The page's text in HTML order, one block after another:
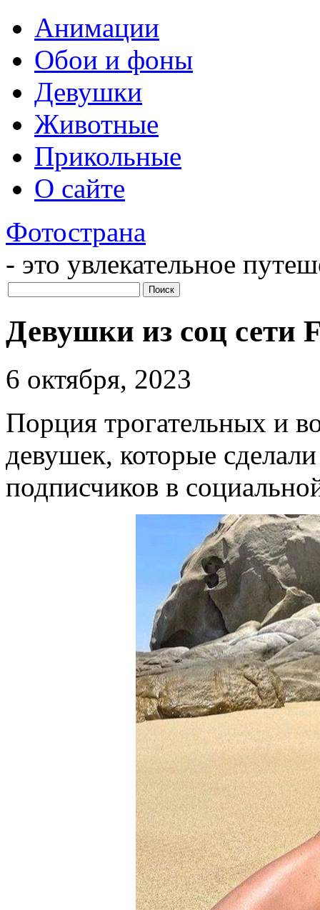
Анимации
Обои и фоны
Девушки
Животные
Прикольные
О сайте
Фотострана
- это увлекательное
Девушки из соц сети
6 октября, 2023
Порция трогательных и
девушек, которые
подписчиков в